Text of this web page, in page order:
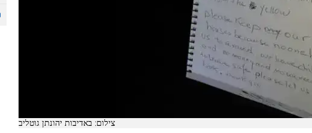
צילום: באדיבות יהונתן גוטליב